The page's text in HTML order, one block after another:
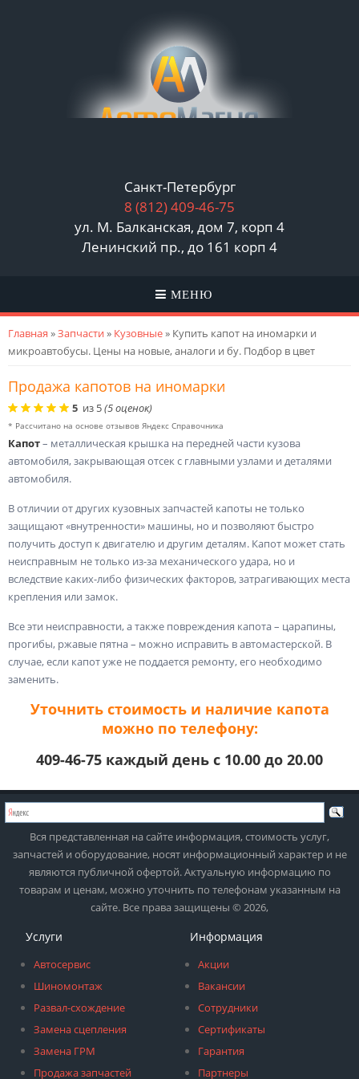
Санкт-Петербург
8 (812)409-46-75
ул. М. Балканская, дом 7, корп 4
Ленинский пр., до 161 корп 4
МЕНЮ
Вы здесь
Главная »Запчасти» Кузовные» Купить капот на иномарки и
микроавтобусы. Цены на новые, аналоги и бу. Подбор в цвет
Продажа капотов на иномарки
5 из 5(5оценок)
* Рассчитано на основе отзывов Яндекс Справочника
Капот– металлическая крышка на передней части кузова
автомобиля, закрывающая отсек с главными узлами и деталями
автомобиля.
В отличии от других кузовных запчастей капоты не только
защищают «внутренности» машины, но и позволяют быстро
получить доступ к двигателю и другим деталям. Капот может стать
неисправным не только из-за механического удара, но и
вследствие каких-либо физических факторов, затрагивающих места
крепления или замок.
Все эти неисправности, а также повреждения капота – царапины,
прогибы, ржавые пятна – можно исправить в автомастерской. В
случае, если капот уже не поддается ремонту, его необходимо
заменить.
Уточнить стоимость и наличие капота
можно по телефону:
409-46-75 каждый день с 10.00 до 20.00
Вся представленная на сайте информация, стоимость услуг,
запчастей и оборудование, носят информационный характер и не
являются публичной офертой. Актуальную информацию по
товарам и ценам, можно уточнить по телефонам указанным на
сайте. Все права защищены © 2026,
Услуги
Автосервис
Шиномонтаж
Развал-схождение
Замена сцепления
Замена ГРМ
Продажа запчастей
Информация
Акции
Вакансии
Сотрудники
Сертификаты
Гарантия
Партнеры